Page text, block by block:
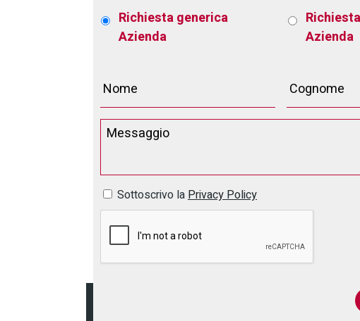
Richiesta generica
Azienda
Azienda
Sottoscrivo laPrivacy Policy